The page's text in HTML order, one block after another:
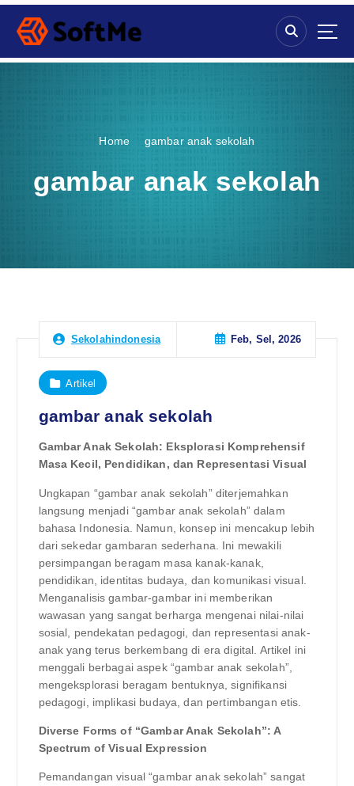
S
p
Home gambar anak sekolah
gambar anak sekolah
Sekolahindonesia Feb, Sel, 2026
Artikel
gambar anak sekolah
Gambar Anak Sekolah: Eksplorasi Komprehensif
Masa Kecil, Pendidikan, dan Representasi Visual
Ungkapan “gambar anak sekolah” diterjemahkan
langsung menjadi “gambar anak sekolah” dalam
bahasa Indonesia. Namun, konsep ini mencakup lebih
dari sekedar gambaran sederhana. Ini mewakili
persimpangan beragam masa kanak-kanak,
pendidikan, identitas budaya, dan komunikasi visual.
Menganalisis gambar-gambar ini memberikan
wawasan yang sangat berharga mengenai nilai-nilai
sosial, pendekatan pedagogi, dan representasi anak-
anak yang terus berkembang di era digital. Artikel ini
menggali berbagai aspek “gambar anak sekolah”,
mengeksplorasi beragam bentuknya, signifikansi
pedagogi, implikasi budaya, dan pertimbangan etis.
Diverse Forms of “Gambar Anak Sekolah”: A
Spectrum of Visual Expression
Pemandangan visual “gambar anak sekolah” sangat